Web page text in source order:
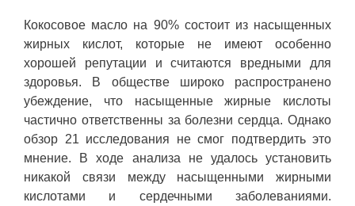
Кокосовое масло на 90% состоит из насыщенных
жирных кислот, которые не имеют особенно
хорошей репутации и считаются вредными для
здоровья. В обществе широко распространено
убеждение, что насыщенные жирные кислоты
частично ответственны за болезни сердца. Однако
обзор 21 исследования не смог подтвердить это
мнение. В ходе анализа не удалось установить
никакой связи между насыщенными жирными
кислотами и сердечными заболеваниями.